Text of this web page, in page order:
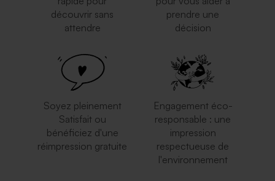
découvrir sans
attendre
prendre une
décision
Soyez pleinement
Satisfait ou
bénéficiez d'une
réimpression gratuite
Engagement éco-
responsable : une
impression
respectueuse de
l'environnement